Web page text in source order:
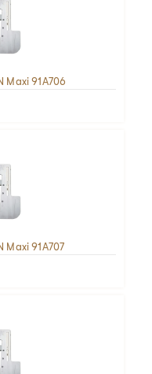
Maxi 91A706
Maxi 91A707